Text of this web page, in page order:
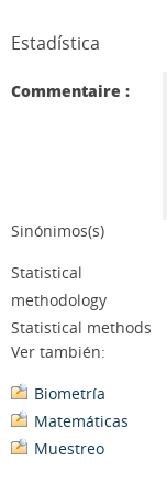
Estadística
Commentaire :
Sinónimos(s)
Statistical
methodology
Statistical methods
Ver también:
Biometría
Matemáticas
Muestreo